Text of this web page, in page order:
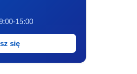
15:00
się